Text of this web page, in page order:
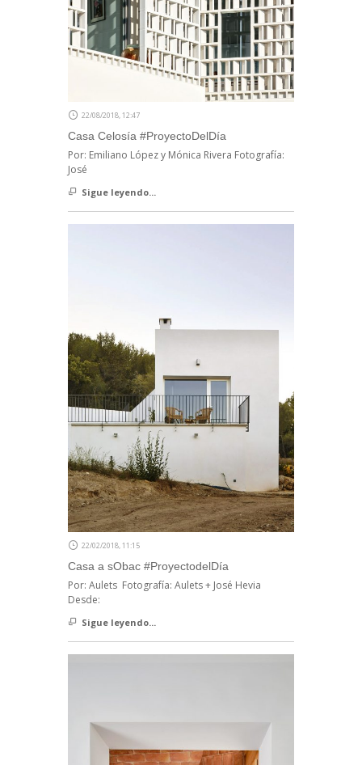
22/08/2018, 12:47
Casa Celosía #ProyectoDelDía
Por: Emiliano López y Mónica Rivera Fotografía:
José
Sigue leyendo...
22/02/2018, 11:15
Casa a sObac #ProyectodelDía
Por: Aulets Fotografía: Aulets + José Hevia
Desde:
Sigue leyendo...